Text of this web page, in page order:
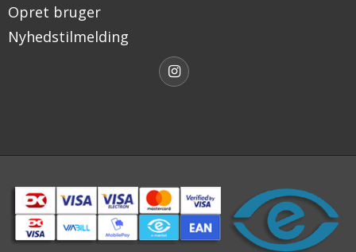
Opret bruger
Nyhedstilmelding